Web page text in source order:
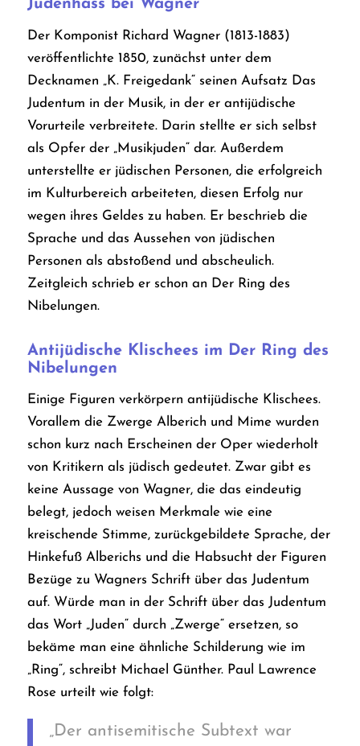
Judenhass bei Wagner
Der Komponist Richard Wagner (1813-1883)
veröffentlichte 1850, zunächst unter dem
Decknamen „K. Freigedank“ seinen Aufsatz Das
Judentum in der Musik, in der er antijüdische
Vorurteile verbreitete. Darin stellte er sich selbst
als Opfer der „Musikjuden“ dar. Außerdem
unterstellte er jüdischen Personen, die erfolgreich
im Kulturbereich arbeiteten, diesen Erfolg nur
wegen ihres Geldes zu haben. Er beschrieb die
Sprache und das Aussehen von jüdischen
Personen als abstoßend und abscheulich.
Zeitgleich schrieb er schon an Der Ring des
Nibelungen.
Antijüdische Klischees im Der Ring des
Nibelungen
Einige Figuren verkörpern antijüdische Klischees.
Vorallem die Zwerge Alberich und Mime wurden
schon kurz nach Erscheinen der Oper wiederholt
von Kritikern als jüdisch gedeutet. Zwar gibt es
keine Aussage von Wagner, die das eindeutig
belegt, jedoch weisen Merkmale wie eine
kreischende Stimme, zurückgebildete Sprache, der
Hinkefuß Alberichs und die Habsucht der Figuren
Bezüge zu Wagners Schrift über das Judentum
auf. Würde man in der Schrift über das Judentum
das Wort „Juden“ durch „Zwerge“ ersetzen, so
bekäme man eine ähnliche Schilderung wie im
„Ring“, schreibt Michael Günther.Paul Lawrence
Rose urteilt wie folgt:
„Der antisemitische Subtext war